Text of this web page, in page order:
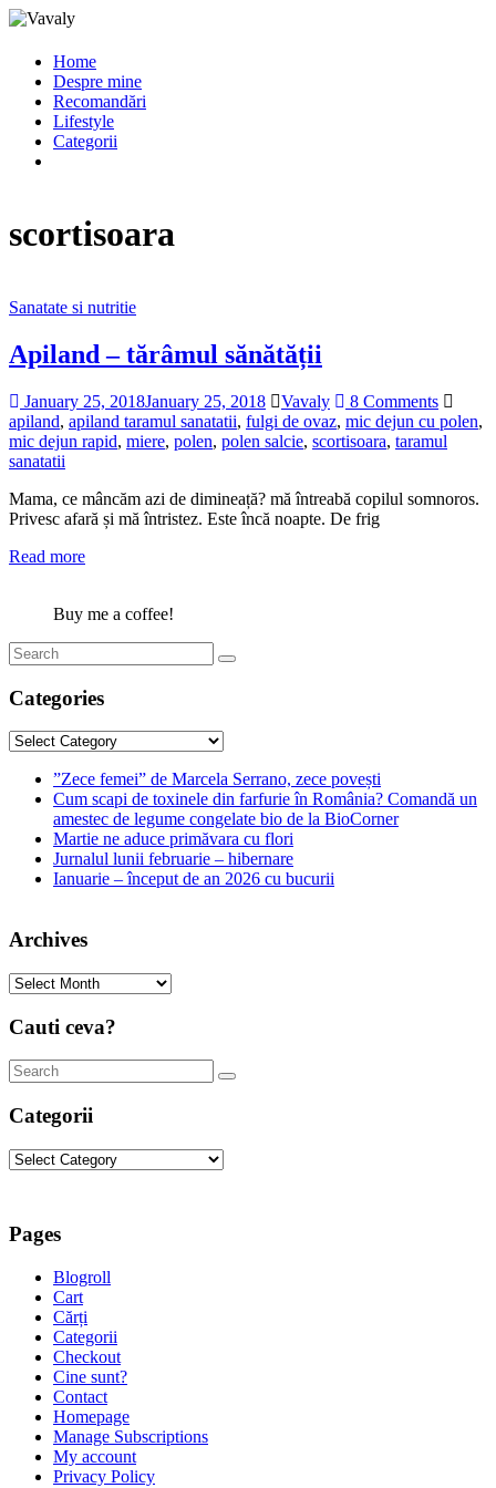
Home
Despre mine
Recomandări
Lifestyle
Categorii
scortisoara
Sanatate si nutritie
Apiland – tărâmul sănătății
January 25, 2018January 25, 2018 Vavaly
8 Comments
apiland, apiland taramul sanatatii, fulgi de ovaz, mic dejun cu polen,
mic dejun rapid, miere, polen, polen salcie, scortisoara, taramul
sanatatii
Mama, ce mâncăm azi de dimineață? mă întreabă copilul somnoros.
Privesc afară și mă întristez. Este încă noapte. De frig
Read more
Buy me a coffee!
Categories
Categories
”Zece femei” de Marcela Serrano, zece povești
Cum scapi de toxinele din farfurie în România? Comandă un
amestec de legume congelate bio de la BioCorner
Martie ne aduce primăvara cu flori
Jurnalul lunii februarie – hibernare
Ianuarie – început de an 2026 cu bucurii
Archives
Archives
Cauti ceva?
Categorii
Categorii
Pages
Blogroll
Cart
Cărți
Categorii
Checkout
Cine sunt?
Contact
Homepage
Manage Subscriptions
My account
Privacy Policy